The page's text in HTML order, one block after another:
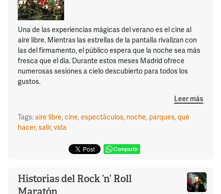
Una de las experiencias mágicas del verano es el cine al
aire libre. Mientras las estrellas de la pantalla rivalizan con
las del firmamento, el público espera que la noche sea más
fresca que el día. Durante estos meses Madrid ofrece
numerosas sesiones a cielo descubierto para todos los
gustos.
Leer más
Tags:aire libre,cine,espectáculos, noche, parques,qué
hacer,salir,vida
Compartir
Historias del Rock ’n’ Roll